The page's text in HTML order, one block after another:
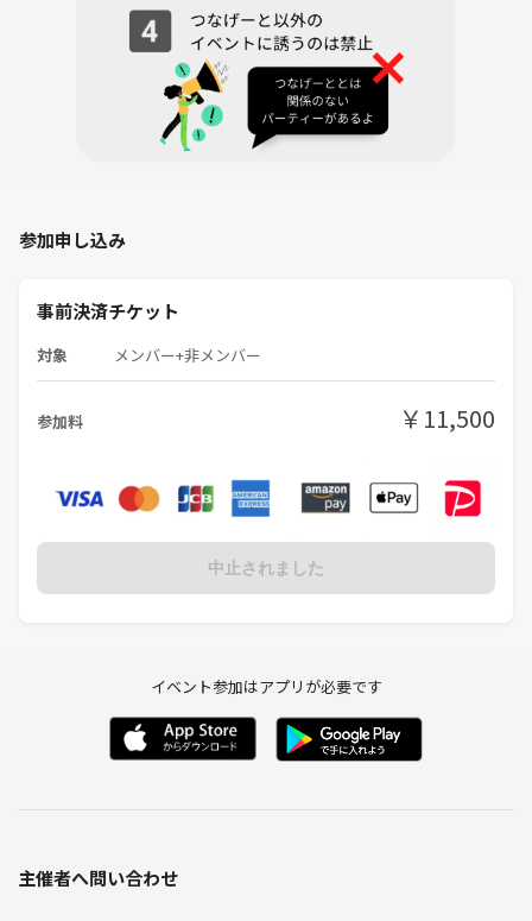
■【ツアー中止に関して】
台風や川の危険性があると判断されたら前日までにご連絡します。基本
的に雨天の場合でもツアーは決行します。キャンセルするとキャンセル
料が発生します。中止の場合のツアー料金は返金致します。
・お持ちのボードゲームをもしやりたければ、是非お持ちいただいても
支援、教材販売などの勧誘をされている方の参加。
・他の参加者に不快感を与える様な行為全般。特に男性から女性へのあ
・他の類似イベントの主催者やスタッフの方は当会の最中または後でご
◆━━━━━━━━━━━━━━━━━━━━━━━◆
◆━━━━━━━━━━━━━━━━━━━━━━━◆
ご都合が合わなかったり満席にてご参加できない場合には、他にも色々
※東京最大級の国際交流コミュニティ
参加申し込み
事前決済チケット
対象 メンバー+非メンバー
参加料 ￥11,500
中止されました
イベント参加はアプリが必要です
主催者へ問い合わせ